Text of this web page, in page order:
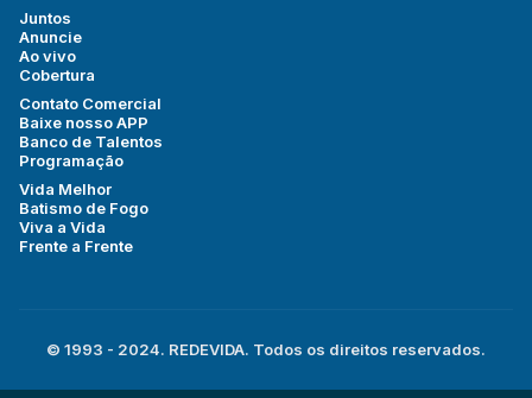
Juntos
Anuncie
Ao vivo
Cobertura
Contato Comercial
Baixe nosso APP
Banco de Talentos
Programação
Vida Melhor
Batismo de Fogo
Viva a Vida
Frente a Frente
© 1993 - 2024. REDEVIDA. Todos os direitos reservados.